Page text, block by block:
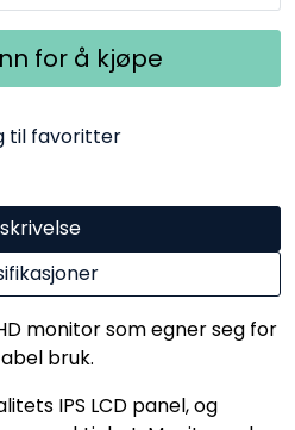
for å kjøpe
til favoritter
HD monitor som egner seg for
bruk.
IPS LCD panel, og